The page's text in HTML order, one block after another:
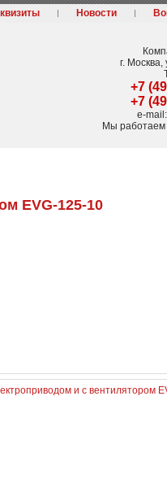
Новости
г. Москва,
+7
+7
e-mail:
Мы работаем
EVG-125-10
и с вентилятором